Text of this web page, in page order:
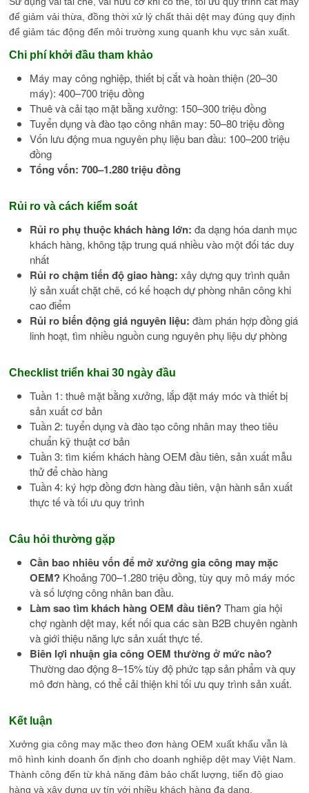
để giảm vải thừa, đồng thời xử lý chất thải dệt may đúng quy định
để giảm tác động đến môi trường xung quanh khu vực sản xuất.
Chi phí khởi đầu tham khảo
Máy may công nghiệp, thiết bị cắt và hoàn thiện (20–30
máy): 400–700 triệu đồng
Thuê và cải tạo mặt bằng xưởng: 150–300 triệu đồng
Tuyển dụng và đào tạo công nhân may: 50–80 triệu đồng
Vốn lưu động mua nguyên phụ liệu ban đầu: 100–200 triệu
đồng
Tổng vốn: 700–1.280 triệu đồng
Rủi ro và cách kiểm soát
Rủi ro phụ thuộc khách hàng lớn: đa dạng hóa danh mục
khách hàng, không tập trung quá nhiều vào một đối tác duy
nhất
Rủi ro chậm tiến độ giao hàng: xây dựng quy trình quản
lý sản xuất chặt chẽ, có kế hoạch dự phòng nhân công khi
cao điểm
Rủi ro biến động giá nguyên liệu: đàm phán hợp đồng giá
linh hoạt, tìm nhiều nguồn cung nguyên phụ liệu dự phòng
Checklist triển khai 30 ngày đầu
Tuần 1: thuê mặt bằng xưởng, lắp đặt máy móc và thiết bị
sản xuất cơ bản
Tuần 2: tuyển dụng và đào tạo công nhân may theo tiêu
chuẩn kỹ thuật cơ bản
Tuần 3: tìm kiếm khách hàng OEM đầu tiên, sản xuất mẫu
thử để chào hàng
Tuần 4: ký hợp đồng đơn hàng đầu tiên, vận hành sản xuất
thực tế và tối ưu quy trình
Câu hỏi thường gặp
Cần bao nhiêu vốn để mở xưởng gia công may mặc
OEM? Khoảng 700–1.280 triệu đồng, tùy quy mô máy móc
và số lượng công nhân ban đầu.
Làm sao tìm khách hàng OEM đầu tiên?Tham gia hội
chợ ngành dệt may, kết nối qua các sàn B2B chuyên ngành
và giới thiệu năng lực sản xuất thực tế.
Biên lợi nhuận gia công OEM thường ở mức nào?
Thường dao động 8–15% tùy độ phức tạp sản phẩm và quy
mô đơn hàng, có thể cải thiện khi tối ưu quy trình sản xuất.
Kết luận
Xưởng gia công may mặc theo đơn hàng OEM xuất khẩu vẫn là
mô hình kinh doanh ổn định cho doanh nghiệp dệt may Việt Nam.
Thành công đến từ khả năng đảm bảo chất lượng, tiến độ giao
hàng và xây dựng uy tín với nhiều khách hàng đa dạng.